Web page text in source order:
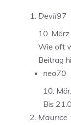
Devil97
10.
Wie oft
Beitrag
neo70
10.
Bis
Maurice